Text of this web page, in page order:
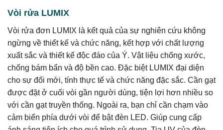
Vòi rửa LUMIX
Vòi rửa đơn LUMIX là kết quả của sự nghiên cứu không
ngừng về thiết kế và chức năng, kết hợp với chất lượng
xuất sắc và thiết kế độc đáo của Ý. Vật liệu chống xước,
chống bám bẩn và độ bền cao. Đặc biệt LUMIX đại diện
cho sự đổi mới, tính thực tế và chức năng đặc sắc. Cần gạt
được đặt ở cuối vòi gần người dùng, tiện lợi hơn nhiều so
với cần gạt truyền thống. Ngoài ra, bạn chỉ cần chạm vào
cảm biến phía dưới vòi để bật đèn LED. Giúp cung cấp